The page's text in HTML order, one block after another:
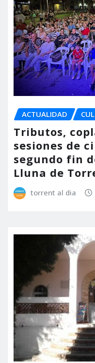
ACTUALIDAD
Tributos,
sesiones de
segundo fin
Lluna de
torrent al dia